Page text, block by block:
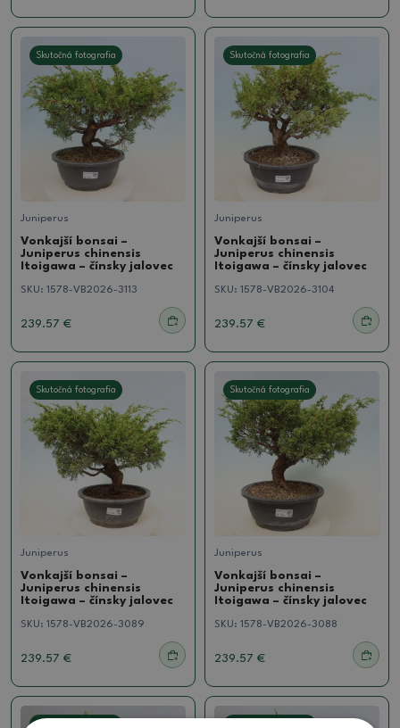
Skutočná fotografia
Juniperus
Vonkajší bonsai –
Juniperus chinensis
Itoigawa – čínsky jalovec
SKU: 1578-VB2026-3113
239.57 €
Skutočná fotografia
Juniperus
Vonkajší bonsai –
Juniperus chinensis
Itoigawa – čínsky jalovec
SKU: 1578-VB2026-3104
239.57 €
Skutočná fotografia
Juniperus
Vonkajší bonsai –
Juniperus chinensis
Itoigawa – čínsky jalovec
SKU: 1578-VB2026-3089
239.57 €
Skutočná fotografia
Juniperus
Vonkajší bonsai –
Juniperus chinensis
Itoigawa – čínsky jalovec
SKU: 1578-VB2026-3088
239.57 €